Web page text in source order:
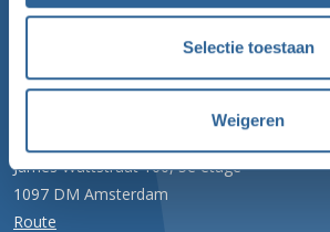
Selectie toestaan
Weigeren
info@goededoelennederland.nl
James Wattstraat 100, 5e etage
1097 DM Amsterdam
Route